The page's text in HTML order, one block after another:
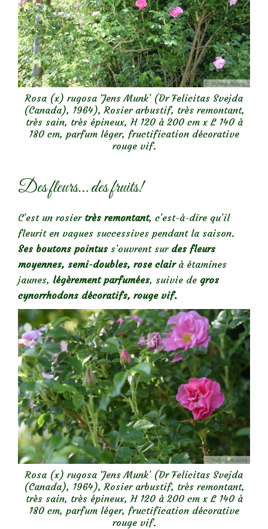
Rosa (x) rugosa ‘Jens Munk’ (Dr Felicitas Svejda
(Canada), 1964), Rosier arbustif, très remontant,
très sain, très épineux, H 120 à 200 cm x L 140 à
180 cm, parfum léger, fructification décorative
rouge vif.
Des fleurs… des fruits!
C’est un rosiertrès remontant, c’est-à-dire qu’il
fleurit en vagues successives pendant la saison.
Ses boutons pointus s’ouvrent sur des fleurs
moyennes, semi-doubles, rose clairà étamines
jaunes, légèrement parfumées, suivie de gros
cynorrhodons décoratifs, rouge vif.
Rosa (x) rugosa ‘Jens Munk’ (Dr Felicitas Svejda
(Canada), 1964), Rosier arbustif, très remontant,
très sain, très épineux, H 120 à 200 cm x L 140 à
180 cm, parfum léger, fructification décorative
rouge vif.